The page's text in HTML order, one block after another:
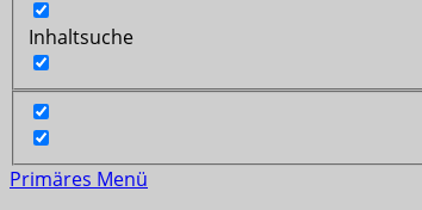
Inhaltsuche
Primäres Menü